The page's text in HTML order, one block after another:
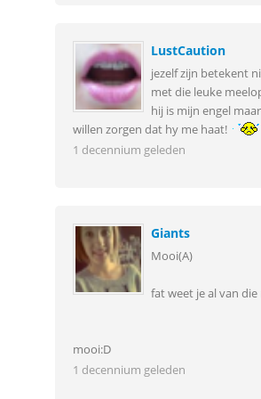
LustCaution
jezelf zijn betekent
met die leuke
hij is mijn engel
willen zorgen dat hy me haat!
1 decennium geleden
Giants
Mooi(A)
fat weet je al van
mooi:D
1 decennium geleden